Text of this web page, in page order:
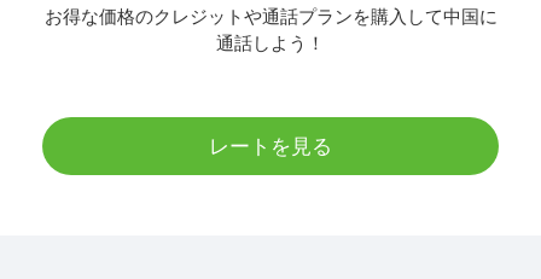
お得な価格のクレジットや通話プランを購入して中国に
通話しよう！
レートを見る